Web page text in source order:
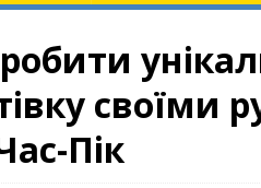
своїми
Пік